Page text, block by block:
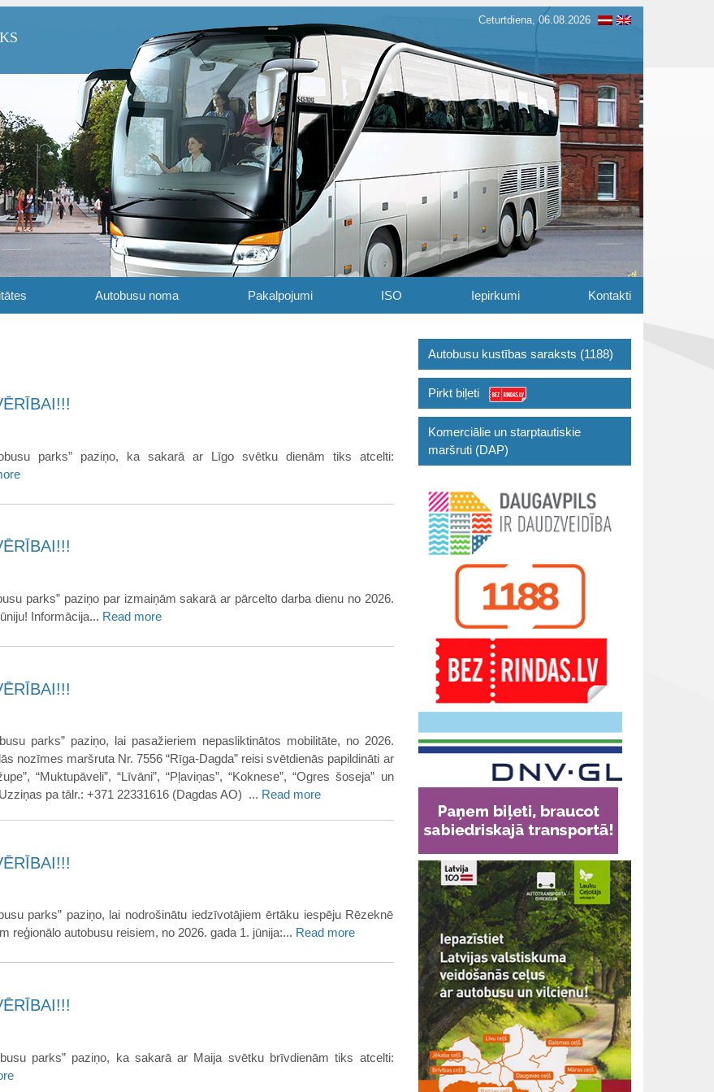
Ceturtdiena, 06.08.2026
Autobusu noma Pakalpojumi ISO Iepirkumi Kontakti
parks” paziņo, ka sakarā ar Līgo svētku dienām tiks atcelti:
parks” paziņo par izmaiņām sakarā ar pārcelto darba dienu no 2026.
Informācija... Read more
parks” paziņo, lai pasažieriem nepasliktinātos mobilitāte, no 2026.
nozīmes maršruta Nr. 7556 “Rīga-Dagda” reisi svētdienās papildināti ar
“Muktupāveli”, “Līvāni”, “Pļaviņas”, “Koknese”, “Ogres šoseja” un
pa tālr.: +371 22331616 (Dagdas AO) ... Read more
parks” paziņo, lai nodrošinātu iedzīvotājiem ērtāku iespēju Rēzeknē
reģionālo autobusu reisiem, no 2026. gada 1. jūnija:... Read more
parks” paziņo, ka sakarā ar Maija svētku brīvdienām tiks atcelti:
Autobusu kustības saraksts (1188)
Pirkt biļeti
Komerciālie un starptautiskie
maršruti (DAP)